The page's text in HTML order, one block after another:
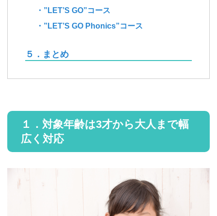
・”LET’S GO”コース
・”LET’S GO Phonics”コース
５．まとめ
１．対象年齢は3才から大人まで幅
広く対応